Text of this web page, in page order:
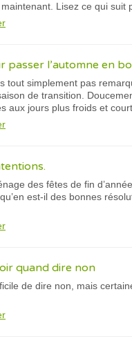
Lisez ce qui suit
passer l’automne en
tout simplement pas
de transition.
aux jours plus froids et
des fêtes de fin
est-il des bonnes
quand dire non
de dire non, mais